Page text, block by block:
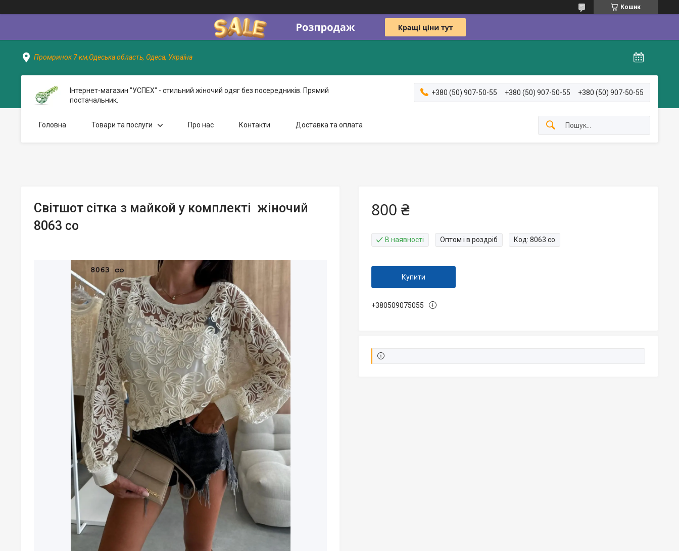
Кошик
Промринок 7 км,Одеська область, Одеса, Україна
Інтернет-магазин "УСПЕХ" - стильний жіночий одяг без посередників. Прямий
постачальник.
+380 (50) 907-50-55 +380 (50) 907-50-55 +380 (50) 907-50-55
Головна Товари та послуги Про нас Контакти Доставка та оплата
Світшот сітка з майкой у комплекті жіночий
8063 со
800 ₴
В наявності Оптом і в роздріб Код: 8063 со
Купити
+380509075055